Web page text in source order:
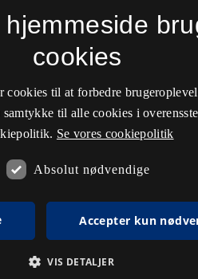
hjemmeside
cookies
cookies til at forbedre
til alle cookies i
Se vores cookiepolitik
Absolut nødvendige
Accepter kun
VIS DETALJER